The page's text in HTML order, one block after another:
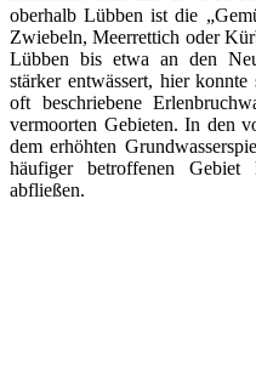
oberhalb Lübben ist die
Zwiebeln, Meerrettich oder
Lübben bis etwa an den
stärker entwässert, hier
oft beschriebene
vermoorten Gebieten. In den
dem erhöhten
häufiger betroffenen
abfließen.